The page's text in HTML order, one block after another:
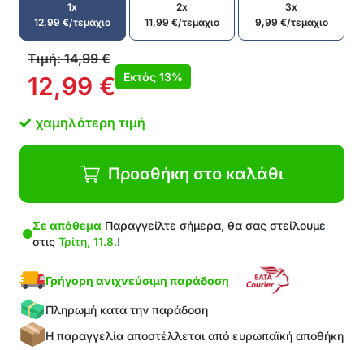
1x
12,99€/τεμάχιο
2x
11,99 €/τεμάχιο
3x
9,99 €/τεμάχιο
Τιμή:14,99€
12,99 € Εκτός 13%
χαμηλότερη τιμή
Προσθήκη στο καλάθι
Σε απόθεμα Παραγγείλτε σήμερα, θα σας στείλουμε
στις Τρίτη, 11.8.!
Γρήγορη ανιχνεύσιμη παράδοση
Πληρωμή κατά την παράδοση
Η παραγγελία αποστέλλεται από ευρωπαϊκή αποθήκη